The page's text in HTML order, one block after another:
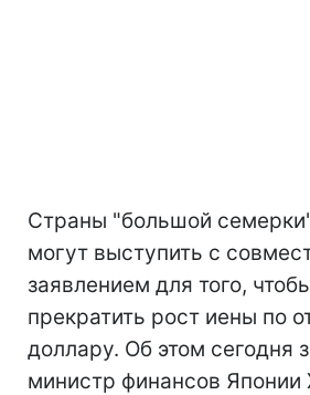
Страны "большой
могут выступить с
заявлением для того,
прекратить рост иены по
доллару. Об этом сегодня
министр финансов Японии